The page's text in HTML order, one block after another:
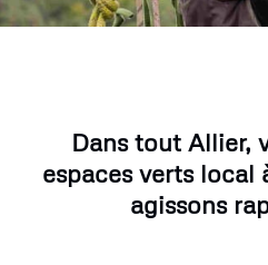
Dans tout Allier,
espaces verts local
agissons